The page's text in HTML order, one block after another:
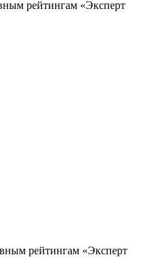
рейтингам «Эксперт
рейтингам «Эксперт